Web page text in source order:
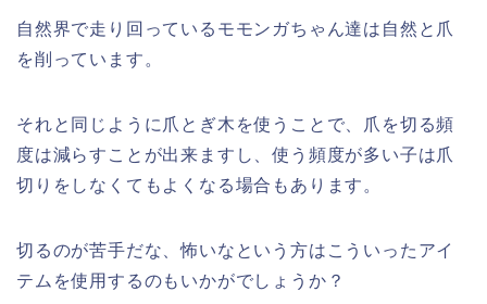
自然界で走り回っているモモンガちゃん達は自然と爪
を削っています。
それと同じように爪とぎ木を使うことで、爪を切る頻
度は減らすことが出来ますし、使う頻度が多い子は爪
切りをしなくてもよくなる場合もあります。
切るのが苦手だな、怖いなという方はこういったアイ
テムを使用するのもいかがでしょうか？